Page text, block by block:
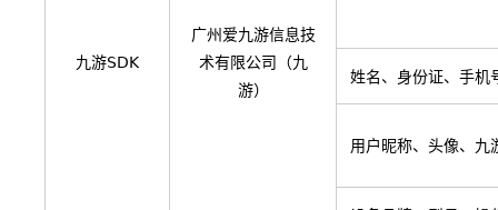
九游SDK
广州爱九游信息技
术有限公司（九
游）
姓名、身份证、手机
用户昵称、头像、九